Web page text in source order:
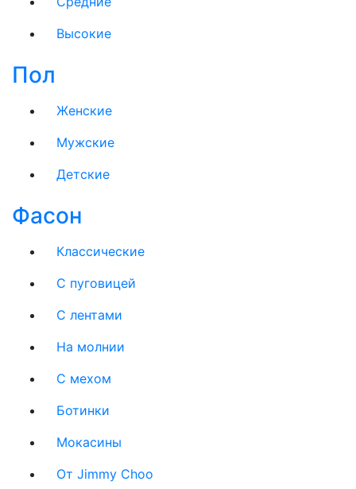
Высокие
Пол
Женские
Мужские
Детские
Фасон
Классические
С пуговицей
С лентами
На молнии
C мехом
Ботинки
Мокасины
От Jimmy Choo